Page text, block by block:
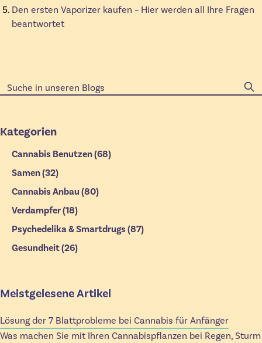
Den ersten Vaporizer kaufen – Hier werden all Ihre Fragen
beantwortet
Kategorien
Cannabis Benutzen(68)
Samen(32)
Cannabis Anbau (80)
Verdampfer(18)
Psychedelika & Smartdrugs (87)
Gesundheit(26)
Meistgelesene Artikel
Lösung der 7 Blattprobleme bei Cannabis für Anfänger
Was machen Sie mit Ihren Cannabispflanzen bei Regen, Sturm